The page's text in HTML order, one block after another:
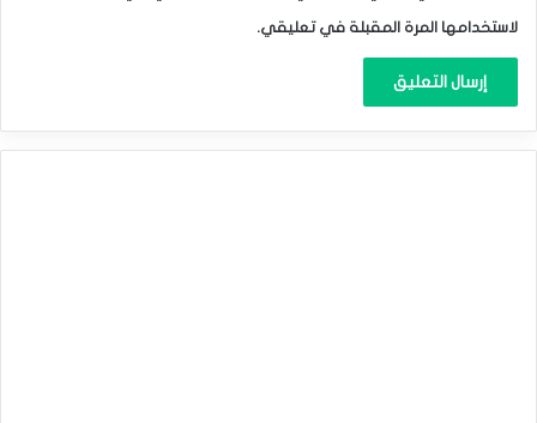
لاستخدامها المرة المقبلة في تعليقي.